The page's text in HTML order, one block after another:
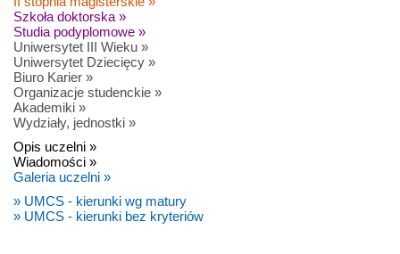
Szkoła doktorska »
Studia podyplomowe »
Uniwersytet III Wieku »
Uniwersytet Dziecięcy »
Biuro Karier »
Organizacje studenckie »
Akademiki »
Wydziały, jednostki »
Opis uczelni »
Wiadomości »
Galeria uczelni »
» UMCS - kierunki wg matury
» UMCS - kierunki bez kryteriów